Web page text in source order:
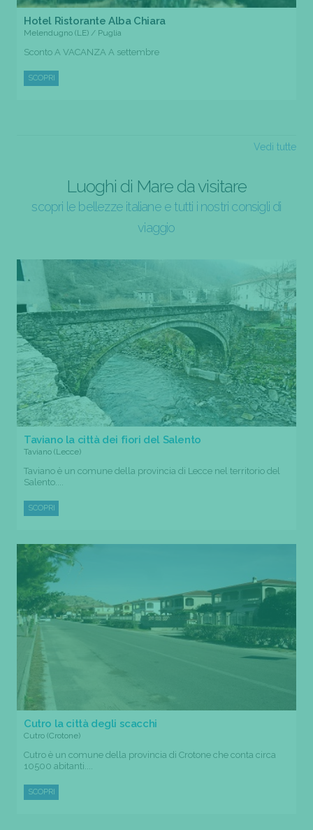
Hotel Ristorante Alba Chiara
Melendugno (LE) / Puglia
Sconto A VACANZA A settembre
SCOPRI
Vedi tutte
Luoghi di Mare da visitare
scopri le bellezze italiane e tutti i nostri consigli di
viaggio
Taviano la città dei fiori del Salento
Taviano (Lecce)
Taviano è un comune della provincia di Lecce nel territorio del
Salento....
SCOPRI
Cutro la città degli scacchi
Cutro (Crotone)
Cutro è un comune della provincia di Crotone che conta circa
10500 abitanti....
SCOPRI